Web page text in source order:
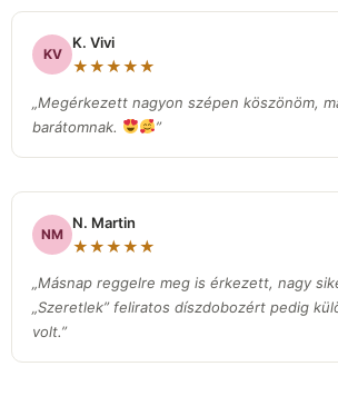
KV
K. Vivi
★★★★★
„Megérkezett nagyon szépen köszönöm,
barátomnak.
”
NM
N. Martin
★★★★★
„Másnap reggelre meg is érkezett, nagy
„Szeretlek” feliratos díszdobozért pedig
volt.”